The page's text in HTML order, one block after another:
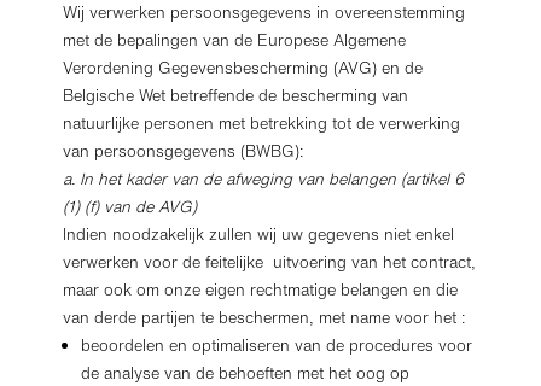
Wij verwerken persoonsgegevens in overeenstemming
met de bepalingen van de Europese Algemene
Verordening Gegevensbescherming (AVG) en de
Belgische Wet betreffende de bescherming van
natuurlijke personen met betrekking tot de verwerking
van persoonsgegevens (BWBG):
a. In het kader van de afweging van belangen (artikel 6
(1) (f) van de AVG)
Indien noodzakelijk zullen wij uw gegevens niet enkel
verwerken voor de feitelijke uitvoering van het contract,
maar ook om onze eigen rechtmatige belangen en die
van derde partijen te beschermen, met name voor het :
beoordelen en optimaliseren van de procedures voor
de analyse van de behoeften met het oog op